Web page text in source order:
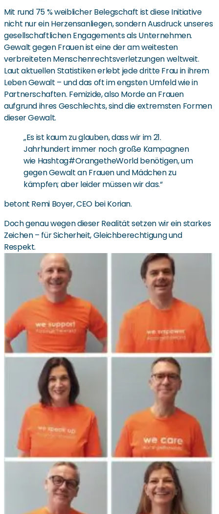
Mit rund 75 % weiblicher Belegschaft ist diese Initiative
nicht nur ein Herzensanliegen, sondern Ausdruck unseres
gesellschaftlichen Engagements als Unternehmen.
Gewalt gegen Frauen ist eine der am weitesten
verbreiteten Menschenrechtsverletzungen weltweit.
Laut aktuellen Statistiken erlebt jede dritte Frau in ihrem
Leben Gewalt – und das oft im engsten Umfeld wie in
Partnerschaften. Femizide, also Morde an Frauen
aufgrund ihres Geschlechts, sind die extremsten Formen
dieser Gewalt.
„Es ist kaum zu glauben, dass wir im 21.
Jahrhundert immer noch große Kampagnen
wie Hashtag#OrangetheWorld benötigen, um
gegen Gewalt an Frauen und Mädchen zu
kämpfen; aber leider müssen wir das.“
betont Remi Boyer, CEO bei Korian.
Doch genau wegen dieser Realität setzen wir ein starkes
Zeichen – für Sicherheit, Gleichberechtigung und
Respekt.